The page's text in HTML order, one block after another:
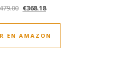
479.00 El precio original era: €479.00.
€368.18El precio actual es: €368.18.
EN AMAZON